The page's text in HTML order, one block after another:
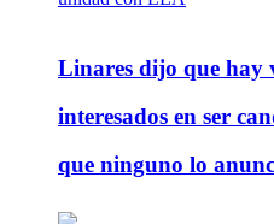
Linares dijo que hay
interesados en ser
que ninguno lo